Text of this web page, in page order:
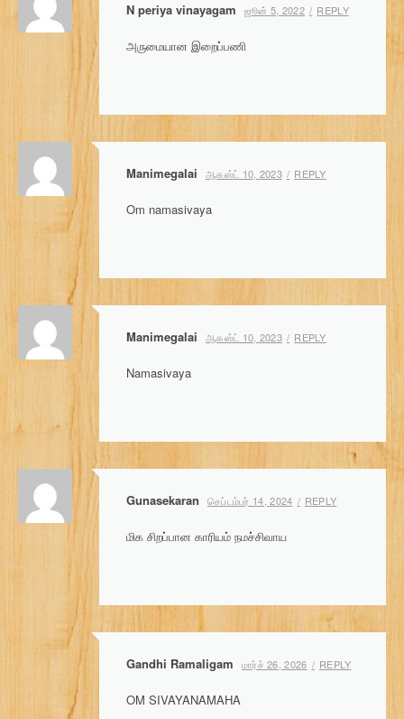
a
a
t
N periya vinayagam ஜூன் 5, 2022 REPLY
அருமையான இறைப்பணி
Manimegalai ஆகஸ்ட் 10, 2023 REPLY
Om namasivaya
Manimegalai ஆகஸ்ட் 10, 2023 REPLY
Namasivaya
Gunasekaran செப்டம்பர் 14, 2024 REPLY
மிக சிறப்பான காரியம் நமச்சிவாய
Gandhi Ramaligam மார்ச் 26, 2026 REPLY
OM SIVAYANAMAHA